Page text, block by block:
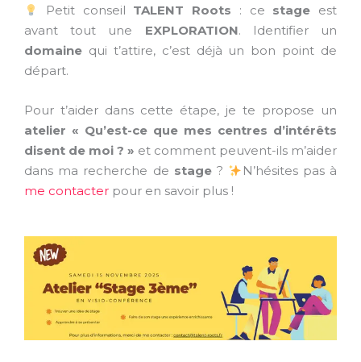
Petit conseil TALENT Roots : ce stage est
avant tout une EXPLORATION. Identifier un
domaine qui t’attire, c’est déjà un bon point de
départ.
Pour t’aider dans cette étape, je te propose un
atelier « Qu’est-ce que mes centres d’intérêts
disent de moi ? » et comment peuvent-ils m’aider
dans ma recherche de stage?
N’hésites pas à
me contacter pour en savoir plus !